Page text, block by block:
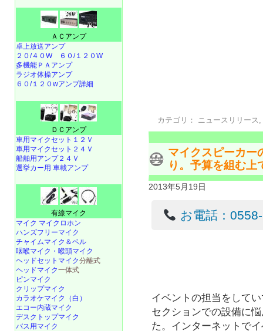
カテゴリ： ニュースリリース
マイクスピーカー
り。予算を組む上
2013年5月19日
お電話：
イベントの担当をして
セクションでの設備に
た。インターネットで
ＡＣアンプ
卓上放送アンプ
２０/４０W
６０/１２０W
多機能ＰＡアンプ
ラジオ体操アンプ
６０/１２０wアンプ詳細
ＤＣアンプ
車用マイクセット１２Ｖ
車用マイクセット２４Ｖ
船舶用アンプ２４Ｖ
選挙カー用 車載アンプ
有線マイク
マイク マイクロホン
ハンズフリーマイク
チャイムマイク＆ベル
咽喉マイク・喉頭マイク
ヘッドセットマイク分離式
ヘッドマイク一体式
ピンマイク
クリップマイク
カラオケマイク（白）
エコー内蔵マイク
デスクトップマイク
バス用マイク